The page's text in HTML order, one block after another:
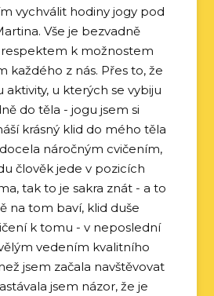
vychválit hodiny jogy pod
Vše je bezvadně
respektem k možnostem
každého z nás. Přes to, že
u kterých se vybiju
do těla - jogu jsem si
krásný klid do mého těla
náročným cvičením,
člověk jede v pozicích
tak to je sakra znát - a to
na tom baví, klid duše
k tomu - v neposlední
vedením kvalitního
jsem začala navštěvovat
jsem názor, že je